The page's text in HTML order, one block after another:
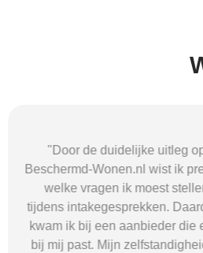
"Door de duidelijke uitleg
Beschermd-Wonen.nl wist ik
welke vragen ik moest
tijdens intakegesprekken.
kwam ik bij een aanbieder die
bij mij past. Mijn